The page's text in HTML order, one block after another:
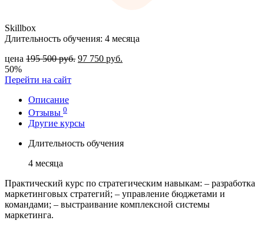
Skillbox
Длительность обучения: 4 месяца
цена 195 500руб. 97 750 руб.
50%
Перейти на сайт
Описание
Отзывы 0
Другие курсы
Длительность обучения
4 месяца
Практический курс по стратегическим навыкам: – разработка
маркетинговых стратегий; – управление бюджетами и
командами; – выстраивание комплексной системы
маркетинга.